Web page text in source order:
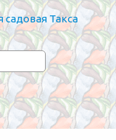
Такса